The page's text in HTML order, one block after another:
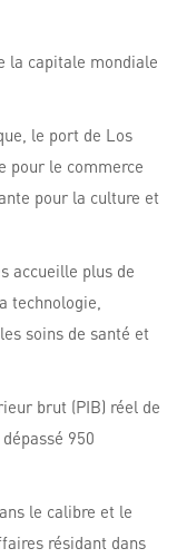
la capitale mondiale
le port de Los
pour le commerce
pour la culture et
accueille plus de
technologie,
soins de santé et
brut (PIB) réel de
950
le calibre et le
résidant dans